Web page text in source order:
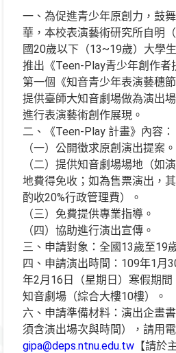
一、為促進青少年原創力，鼓
華，本校表演藝術研究所自明
國20歲以下（13~19歲）大學
推出《Teen-Play青少年創作者
第一個《知音青少年表演藝穗
提供臺師大知音劇場做為演出
進行表演藝術創作展現。
二、《Teen-Play 計畫》內容：
（一）公開徵求原創演出提案。
（二）提供知音劇場場地（如
地費得免收；如為售票演出，
酌收20%行政管理費）。
（三）免費提供專業指導。
（四）協助進行演出宣傳。
三、申請對象：全國13歲至19
四、申請演出時間：109年1月
年2月16日（星期日）寒假期
知音劇場（綜合大樓10樓）。
六、申請準備材料：演出企畫
須含演出場次與時間），請用
gipa@deps.ntnu.edu.tw 【請於